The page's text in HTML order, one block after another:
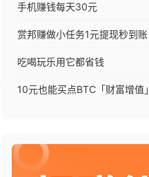
手机赚钱每天30元
赏邦赚做小任务1元提现秒到账
吃喝玩乐用它都省钱
10元也能买点BTC「财富增值」